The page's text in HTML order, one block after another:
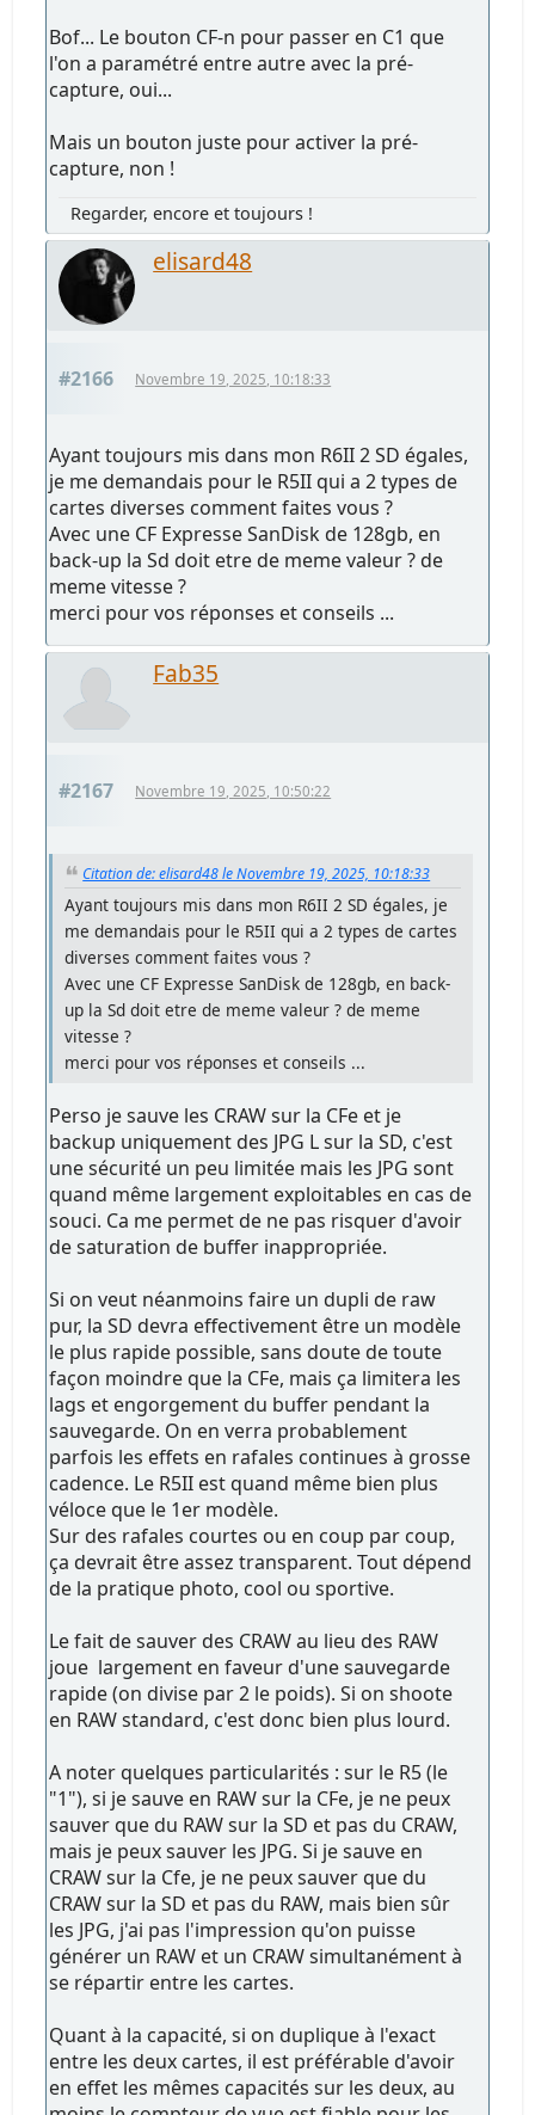
Bof... Le bouton CF-n pour passer en C1 que
l'on a paramétré entre autre avec la pré-
capture, oui...
Mais un bouton juste pour activer la pré-
capture, non !
Regarder, encore et toujours !
elisard48
#2166 Novembre 19, 2025, 10:18:33
Ayant toujours mis dans mon R6II 2 SD égales,
je me demandais pour le R5II qui a 2 types de
cartes diverses comment faites vous ?
Avec une CF Expresse SanDisk de 128gb, en
back-up la Sd doit etre de meme valeur ? de
meme vitesse ?
merci pour vos réponses et conseils ...
Fab35
#2167 Novembre 19, 2025, 10:50:22
Citation de: elisard48 le Novembre 19, 2025, 10:18:33
Ayant toujours mis dans mon R6II 2 SD égales, je
me demandais pour le R5II qui a 2 types de cartes
diverses comment faites vous ?
Avec une CF Expresse SanDisk de 128gb, en back-
up la Sd doit etre de meme valeur ? de meme
vitesse ?
merci pour vos réponses et conseils ...
Perso je sauve les CRAW sur la CFe et je
backup uniquement des JPG L sur la SD, c'est
une sécurité un peu limitée mais les JPG sont
quand même largement exploitables en cas de
souci. Ca me permet de ne pas risquer d'avoir
de saturation de buffer inappropriée.
Si on veut néanmoins faire un dupli de raw
pur, la SD devra effectivement être un modèle
le plus rapide possible, sans doute de toute
façon moindre que la CFe, mais ça limitera les
lags et engorgement du buffer pendant la
sauvegarde. On en verra probablement
parfois les effets en rafales continues à grosse
cadence. Le R5II est quand même bien plus
véloce que le 1er modèle.
Sur des rafales courtes ou en coup par coup,
ça devrait être assez transparent. Tout dépend
de la pratique photo, cool ou sportive.
Le fait de sauver des CRAW au lieu des RAW
joue largement en faveur d'une sauvegarde
rapide (on divise par 2 le poids). Si on shoote
en RAW standard, c'est donc bien plus lourd.
A noter quelques particularités : sur le R5 (le
"1"), si je sauve en RAW sur la CFe, je ne peux
sauver que du RAW sur la SD et pas du CRAW,
mais je peux sauver les JPG. Si je sauve en
CRAW sur la Cfe, je ne peux sauver que du
CRAW sur la SD et pas du RAW, mais bien sûr
les JPG, j'ai pas l'impression qu'on puisse
générer un RAW et un CRAW simultanément à
se répartir entre les cartes.
Quant à la capacité, si on duplique à l'exact
entre les deux cartes, il est préférable d'avoir
en effet les mêmes capacités sur les deux, au